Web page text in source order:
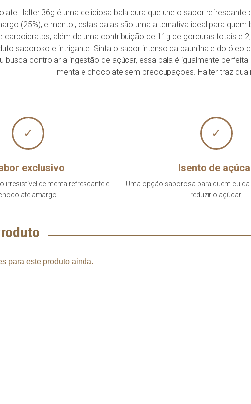
Halter 36g é uma deliciosa bala dura que une o sabor
(25%), e mentol, estas balas são uma alternativa ideal para
carboidratos, além de uma contribuição de 11g de gorduras totais e
saboroso e intrigante. Sinta o sabor intenso da baunilha e do
busca controlar a ingestão de açúcar, essa bala é igualmente
menta e chocolate sem preocupações. Halter traz
✓
exclusivo
irresistível de menta refrescante e
amargo.
✓
Isento de
Uma opção saborosa para quem cuida
reduzir o açúcar.
para este produto ainda.